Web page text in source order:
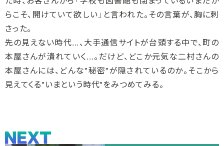
らこそ、開けていて欲しい」と言われた。その言葉が、胸に刺
さった。
先の見えない時代...、大手通信サイトが台頭する中で、町の
本屋さんが潰れていく...。だけど、どこか元気な二村さんの
本屋さんには、どんな"秘密"が隠されているのか。そこから
見えてくる"いまという時代"をみつめてみる。